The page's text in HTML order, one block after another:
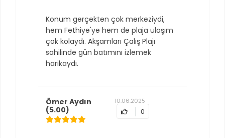
Konum gerçekten çok merkeziydi,
hem Fethiye'ye hem de plaja ulaşım
çok kolaydı. Akşamları Çalış Plajı
sahilinde gün batımını izlemek
harikaydı.
Ömer Aydın
(5.00)
10.06.2025
0